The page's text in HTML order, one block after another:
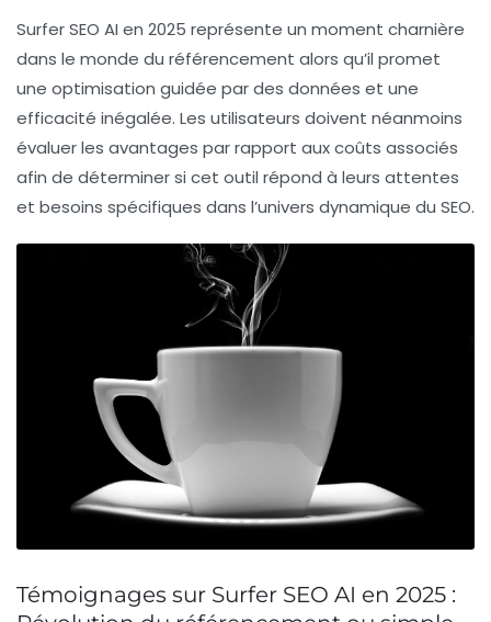
Surfer SEO AI en 2025 représente un moment charnière
dans le monde du référencement alors qu’il promet
une optimisation guidée par des données et une
efficacité inégalée. Les utilisateurs doivent néanmoins
évaluer les avantages par rapport aux coûts associés
afin de déterminer si cet outil répond à leurs attentes
et besoins spécifiques dans l’univers dynamique du SEO.
Témoignages sur Surfer SEO AI en 2025 :